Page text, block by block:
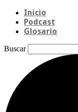
Inicio
Podcast
Glosario
Buscar